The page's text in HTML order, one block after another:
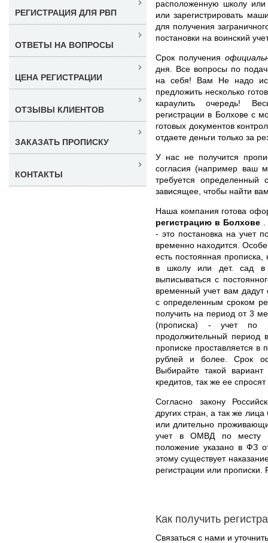
расположенную школу
или зарегистрировать
для получения
постановки на воинский
Срок получения
дня. Все вопросы по
на себя! Вам Не надо
предложить несколько
караулить очередь!
регистрации в Болхове с
готовых документов
отдаете деньги только за
У нас не получится
согласия (например ваш
требуется
зависящее, чтобы найти
Наша компания готова
регистрацию в Болхове
- это постановка на учет
временно находится.
есть постоянная
в школу или дет. сад в
выписываться с
временный учет вам дадут
с определенным сроком
получить на период от 3
(прописка) - учет по
продолжительный
прописке проставляется
рублей и более. Срок
Выбирайте такой
кредитов, так же ее
Согласно закону
других стран, а так же
или длительно
учет в ОМВД по месту
положение указано в ФЗ
этому существует
регистрации или прописки.
Как получить
Связаться с нами и
РЕГИСТРАЦИЯ ДЛЯ РВП
ОТВЕТЫ НА ВОПРОСЫ
ЦЕНА РЕГИСТРАЦИИ
ОТЗЫВЫ КЛИЕНТОВ
ЗАКАЗАТЬ ПРОПИСКУ
КОНТАКТЫ